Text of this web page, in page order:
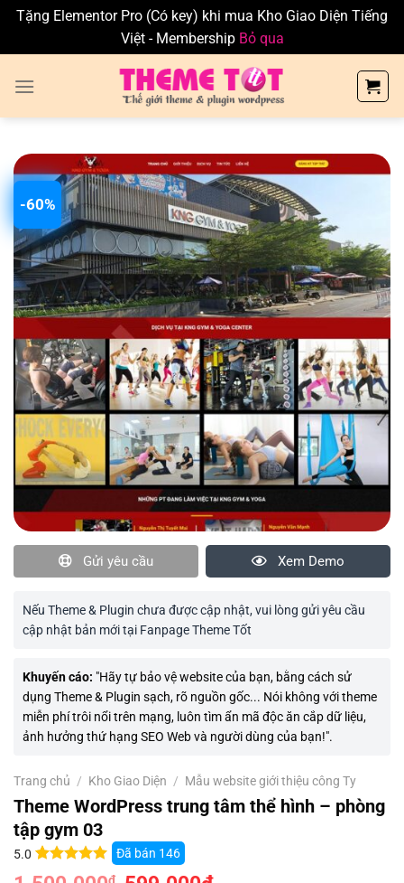
Tặng Elementor Pro (Có key) khi mua Kho Giao Diện Tiếng
Việt - Membership Bỏ qua
-60%
Gửi yêu cầu Xem Demo
Nếu Theme & Plugin chưa được cập nhật, vui lòng gửi yêu cầu
cập nhật bản mới tại Fanpage Theme Tốt
Khuyến cáo: "Hãy tự bảo vệ website của bạn, bằng cách sử
dụng Theme & Plugin sạch, rõ nguồn gốc... Nói không với theme
miễn phí trôi nổi trên mạng, luôn tìm ẩn mã độc ăn cắp dữ liệu,
ảnh hưởng thứ hạng SEO Web và người dùng của bạn!".
Trang chủ / Kho Giao Diện / Mẫu website giới thiệu công Ty
Theme WordPress trung tâm thể hình – phòng
tập gym 03
5.0
5.0 trên 5
5
Đã bán 146
₫
Giá
Giá